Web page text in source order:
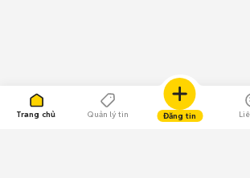
Trang chủ Quản lý tin Đăng tin